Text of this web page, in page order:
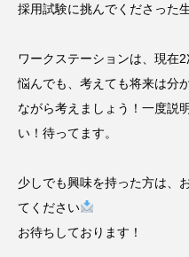
採用試験に挑んでくださった
ワークステーションは、現在
悩んでも、考えても将来は分
ながら考えましょう！一度説
い！待ってます。
少しでも興味を持った方は、
てください
お待ちしております！